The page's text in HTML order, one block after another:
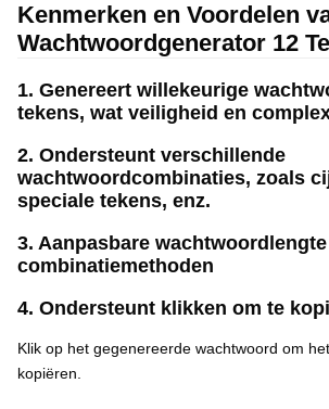
Kenmerken en Voordelen
Wachtwoordgenerator 12
1. Genereert willekeurige
tekens, wat veiligheid en
2. Ondersteunt verschillende
wachtwoordcombinaties, zoals
speciale tekens, enz.
3. Aanpasbare
combinatiemethoden
4. Ondersteunt klikken om te
Klik op het gegenereerde wachtwoord om
kopiëren.